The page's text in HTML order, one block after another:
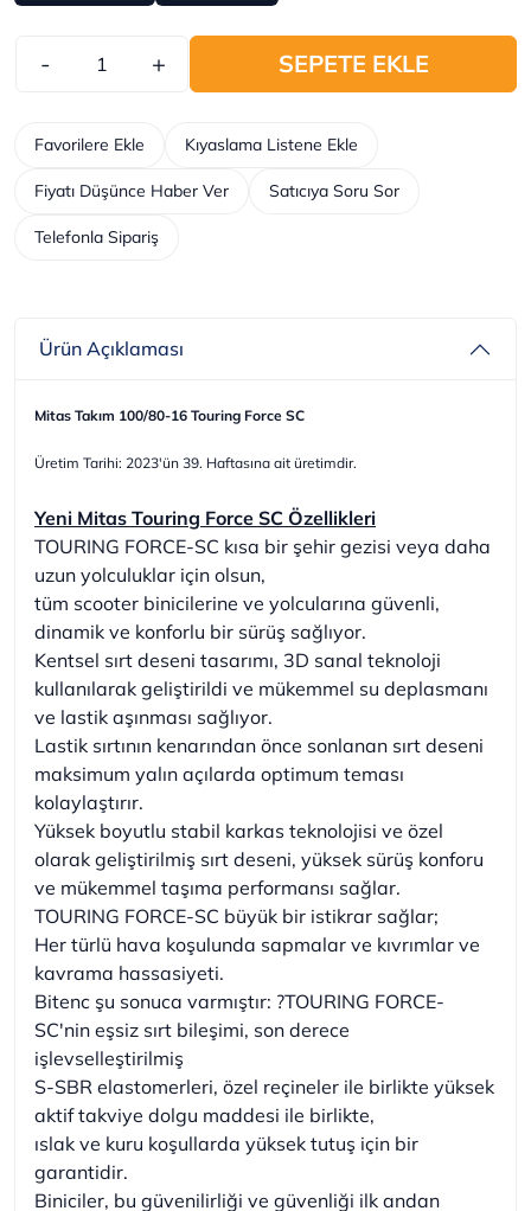
- + SEPETE EKLE
Telefonla Sipariş
Kıyaslama Listene Ekle
Favorilere Ekle
Fiyatı Düşünce Haber Ver Satıcıya Soru Sor
Ürün Açıklaması
Mitas Takım 100/80-16 Touring Force SC
Üretim Tarihi: 2023'ün 39. Haftasına ait üretimdir.
Yeni Mitas Touring Force SC Özellikleri
TOURING FORCE-SC kısa bir şehir gezisi veya daha
uzun yolculuklar için olsun,
tüm scooter binicilerine ve yolcularına güvenli,
dinamik ve konforlu bir sürüş sağlıyor.
Kentsel sırt deseni tasarımı, 3D sanal teknoloji
kullanılarak geliştirildi ve mükemmel su deplasmanı
ve lastik aşınması sağlıyor.
Lastik sırtının kenarından önce sonlanan sırt deseni
maksimum yalın açılarda optimum teması
kolaylaştırır.
Yüksek boyutlu stabil karkas teknolojisi ve özel
olarak geliştirilmiş sırt deseni, yüksek sürüş konforu
ve mükemmel taşıma performansı sağlar.
TOURING FORCE-SC büyük bir istikrar sağlar;
Her türlü hava koşulunda sapmalar ve kıvrımlar ve
kavrama hassasiyeti.
Bitenc şu sonuca varmıştır: ?TOURING FORCE-
SC'nin eşsiz sırt bileşimi, son derece
işlevselleştirilmiş
S-SBR elastomerleri, özel reçineler ile birlikte yüksek
aktif takviye dolgu maddesi ile birlikte,
ıslak ve kuru koşullarda yüksek tutuş için bir
garantidir.
Biniciler, bu güvenilirliği ve güvenliği ilk andan